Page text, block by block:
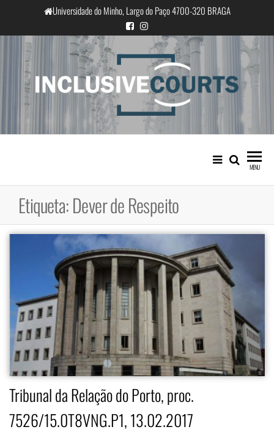
o
conteúdo
Universidade do Minho, Largo do Paço 4700-320 BRAGA
InclusiveCourts
Igualdade e diferença cultural na
prática judicial portuguesa
MENU
Etiqueta:Dever de Respeito
Tribunal da Relação do Porto, proc.
7526/15.0T8VNG.P1, 13.02.2017